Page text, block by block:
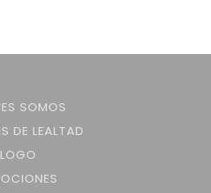
SOMOS
DE LEALTAD